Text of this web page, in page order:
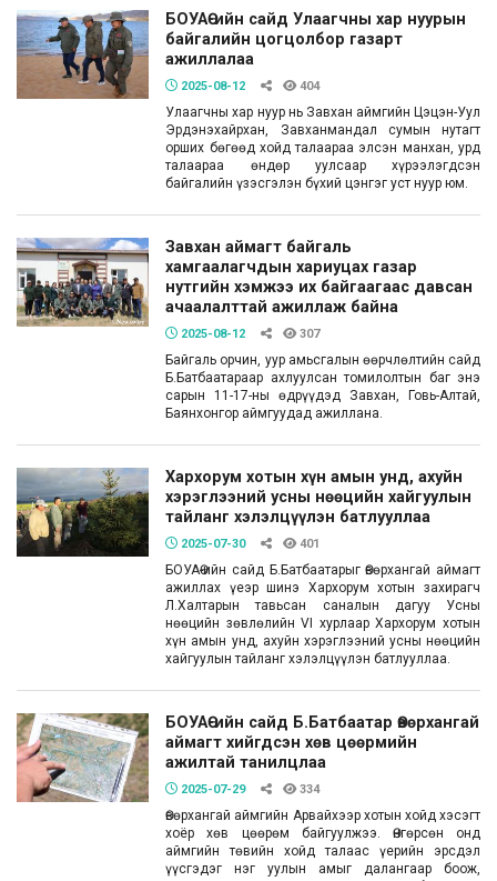
БОУАӨ-ийн сайд Улаагчны хар нуурын
байгалийн цогцолбор газарт
ажиллалаа
2025-08-12 404
Улаагчны хар нуур нь Завхан аймгийн Цэцэн-Уул
Эрдэнэхайрхан, Завханмандал сумын нутагт
орших бөгөөд хойд талаараа элсэн манхан, урд
талаараа өндөр уулсаар хүрээлэгдсэн
байгалийн үзэсгэлэн бүхий цэнгэг уст нуур юм.
Завхан аймагт байгаль
хамгаалагчдын хариуцах газар
нутгийн хэмжээ их байгаагаас давсан
ачаалалттай ажиллаж байна
2025-08-12 307
Байгаль орчин, уур амьсгалын өөрчлөлтийн сайд
Б.Батбаатараар ахлуулсан томилолтын баг энэ
сарын 11-17-ны өдрүүдэд Завхан, Говь-Алтай,
Баянхонгор аймгуудад ажиллана.
Хархорум хотын хүн амын унд, ахуйн
хэрэглээний усны нөөцийн хайгуулын
тайланг хэлэлцүүлэн батлууллаа
2025-07-30 401
БОУАӨ-ийн сайд Б.Батбаатарыг Өвөрхангай аймагт
ажиллах үеэр шинэ Хархорум хотын захирагч
Л.Халтарын тавьсан саналын дагуу Усны
нөөцийн зөвлөлийн VI хурлаар Хархорум хотын
хүн амын унд, ахуйн хэрэглээний усны нөөцийн
хайгуулын тайланг хэлэлцүүлэн батлууллаа.
БОУАӨ-ийн сайд Б.Батбаатар Өвөрхангай
аймагт хийгдсэн хөв цөөрмийн
ажилтай танилцлаа
2025-07-29 334
Өвөрхангай аймгийн Арвайхээр хотын хойд хэсэгт
хоёр хөв цөөрөм байгуулжээ. Өнгөрсөн онд
аймгийн төвийн хойд талаас үерийн эрсдэл
үүсгэдэг нэг уулын амыг далангаар боож,